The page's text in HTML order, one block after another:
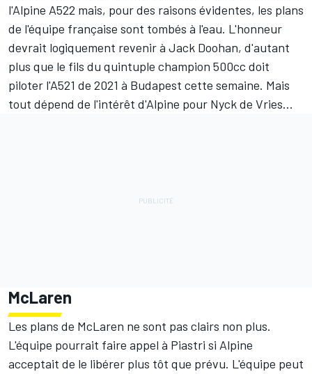
l'Alpine A522 mais, pour des raisons évidentes, les plans
de l'équipe française sont tombés à l'eau. L'honneur
devrait logiquement revenir à Jack Doohan, d'autant
plus que le fils du quintuple champion 500cc doit
piloter l'A521 de 2021 à Budapest cette semaine. Mais
tout dépend de l'intérêt d'Alpine pour Nyck de Vries...
McLaren
Les plans de McLaren ne sont pas clairs non plus.
L'équipe pourrait faire appel à Piastri si Alpine
acceptait de le libérer plus tôt que prévu. L'équipe peut